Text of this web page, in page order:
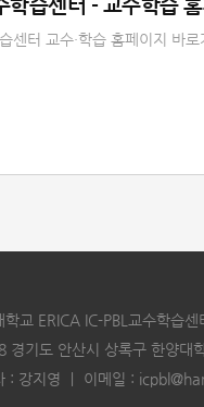
센터 교수·학습 홈페이지 바로
학교 ERICA IC-PBL교수학습센
경기도 안산시 상록구 한양대
: 강지영 ㅣ 이메일 :